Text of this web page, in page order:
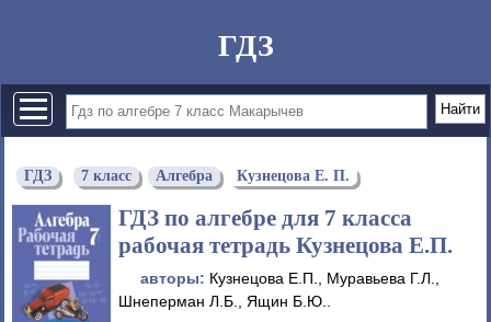
ГДЗ
ГДЗ 7 класс Алгебра Кузнецова Е. П.
ГДЗ по алгебре для 7 класса
рабочая тетрадь Кузнецова Е.П.
авторы: Кузнецова Е.П., Муравьева Г.Л.,
Шнеперман Л.Б., Ящин Б.Ю..